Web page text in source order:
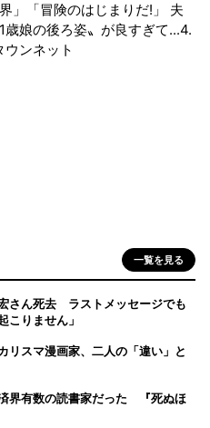
」「冒険のはじまりだ!」 夫
歳娘の後ろ姿〟が良すぎて...4.
ンネット
一覧を見る
さん死去 ラストメッセージでも
りません」
スマ漫画家、二人の「違い」と
界有数の読書家だった 『死ぬほ